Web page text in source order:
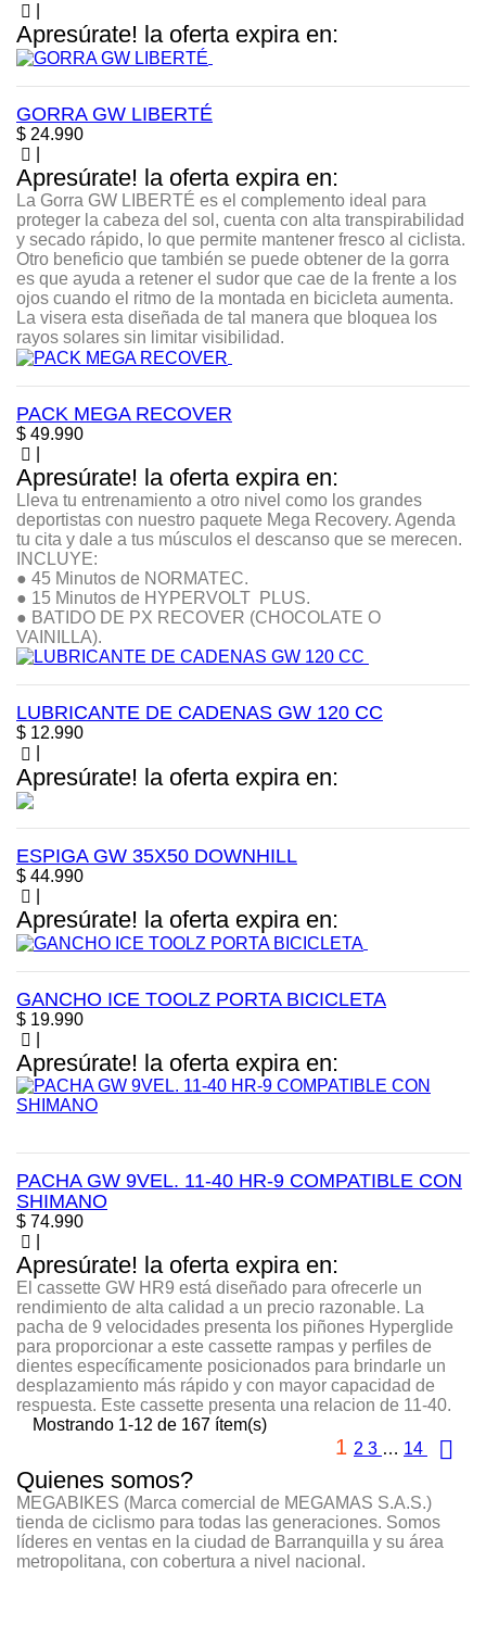
Apresúrate! la oferta expira en:
GORRA GW LIBERTÉ
Precio
$ 24.990
Apresúrate! la oferta expira en:
La Gorra GW LIBERTÉ es el complemento ideal para
proteger la cabeza del sol, cuenta con alta transpirabilidad
y secado rápido, lo que permite mantener fresco al ciclista.
Otro beneficio que también se puede obtener de la gorra
es que ayuda a retener el sudor que cae de la frente a los
ojos cuando el ritmo de la montada en bicicleta aumenta.
La visera esta diseñada de tal manera que bloquea los
rayos solares sin limitar visibilidad.
PACK MEGA RECOVER
Precio
$ 49.990
Apresúrate! la oferta expira en:
⁣Lleva tu entrenamiento a otro nivel como los grandes
deportistas con nuestro paquete Mega Recovery. Agenda
tu cita y dale a tus músculos el descanso que se merecen.⁣⁣
INCLUYE:
● 45 Minutos de NORMATEC.
● 15 Minutos de HYPERVOLT PLUS.
● BATIDO DE PX RECOVER (CHOCOLATE O
VAINILLA).
LUBRICANTE DE CADENAS GW 120 CC
Precio
$ 12.990
Apresúrate! la oferta expira en:
ESPIGA GW 35X50 DOWNHILL
Precio
$ 44.990
Apresúrate! la oferta expira en:
GANCHO ICE TOOLZ PORTA BICICLETA
Precio
$ 19.990
Apresúrate! la oferta expira en:
PACHA GW 9VEL. 11-40 HR-9 COMPATIBLE CON
SHIMANO
Precio
$ 74.990
Apresúrate! la oferta expira en:
El cassette GW HR9 está diseñado para ofrecerle un
rendimiento de alta calidad a un precio razonable. La
pacha de 9 velocidades presenta los piñones Hyperglide
para proporcionar a este cassette rampas y perfiles de
dientes específicamente posicionados para brindarle un
desplazamiento más rápido y con mayor capacidad de
respuesta. Este cassette presenta una relacion de 11-40.
Mostrando 1-12 de 167 ítem(s)
1 2 3 … 14 
Quienes somos?
MEGABIKES (Marca comercial de MEGAMAS S.A.S.)
tienda de ciclismo para todas las generaciones. Somos
líderes en ventas en la ciudad de Barranquilla y su área
metropolitana, con cobertura a nivel nacional.